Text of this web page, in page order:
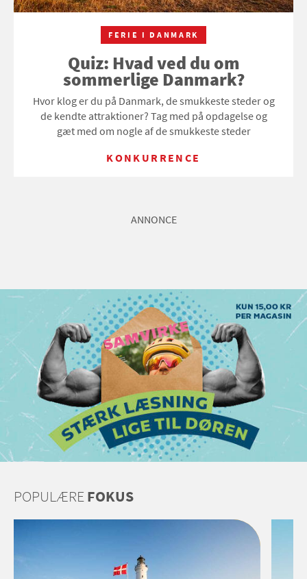
FERIE I DANMARK
Quiz: Hvad ved du om
sommerlige Danmark?
Hvor klog er du på Danmark, de smukkeste steder og
de kendte attraktioner? Tag med på opdagelse og
gæt med om nogle af de smukkeste steder
KONKURRENCE
ANNONCE
POPULÆREFOKUS